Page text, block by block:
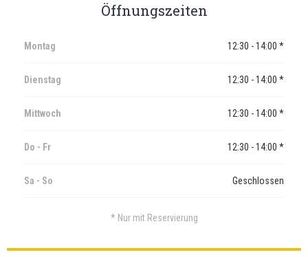
Öffnungszeiten
Montag 12:30 - 14:00 *
Dienstag 12:30 - 14:00 *
Mittwoch 12:30 - 14:00 *
Do - Fr 12:30 - 14:00 *
Sa - So Geschlossen
* Nur mit Reservierung